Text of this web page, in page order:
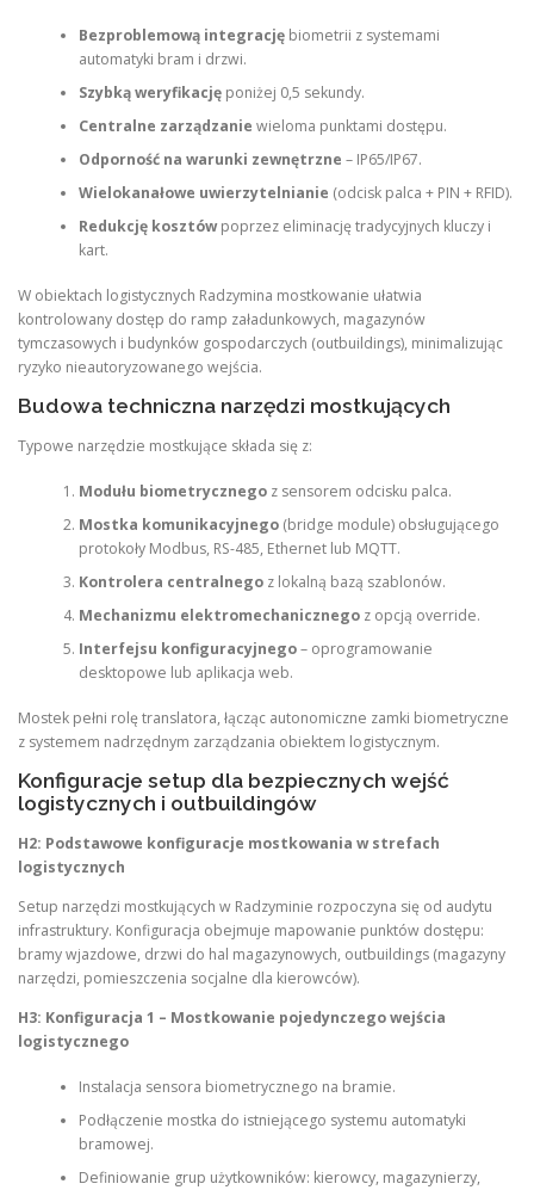
Bezproblemową integracjębiometrii z systemami
automatyki bram i drzwi.
Szybką weryfikacjęponiżej 0,5 sekundy.
Centralne zarządzanie wieloma punktami dostępu.
Odporność na warunki zewnętrzne – IP65/IP67.
Wielokanałowe uwierzytelnianie (odcisk palca + PIN + RFID).
Redukcję kosztówpoprzez eliminację tradycyjnych kluczy i
kart.
W obiektach logistycznych Radzymina mostkowanie ułatwia
kontrolowany dostęp do ramp załadunkowych, magazynów
tymczasowych i budynków gospodarczych (outbuildings), minimalizując
ryzyko nieautoryzowanego wejścia.
Budowa techniczna narzędzi mostkujących
Typowe narzędzie mostkujące składa się z:
Modułu biometrycznegoz sensorem odcisku palca.
Mostka komunikacyjnego(bridge module) obsługującego
protokoły Modbus, RS-485, Ethernet lub MQTT.
Kontrolera centralnegoz lokalną bazą szablonów.
Mechanizmu elektromechanicznegoz opcją override.
Interfejsu konfiguracyjnego– oprogramowanie
desktopowe lub aplikacja web.
Mostek pełni rolę translatora, łącząc autonomiczne zamki biometryczne
z systemem nadrzędnym zarządzania obiektem logistycznym.
Konfiguracje setup dla bezpiecznych wejść
logistycznych i outbuildingów
H2: Podstawowe konfiguracje mostkowania w strefach
logistycznych
Setup narzędzi mostkujących w Radzyminie rozpoczyna się od audytu
infrastruktury. Konfiguracja obejmuje mapowanie punktów dostępu:
bramy wjazdowe, drzwi do hal magazynowych, outbuildings (magazyny
narzędzi, pomieszczenia socjalne dla kierowców).
H3: Konfiguracja 1 – Mostkowanie pojedynczego wejścia
logistycznego
Instalacja sensora biometrycznego na bramie.
Podłączenie mostka do istniejącego systemu automatyki
bramowej.
Definiowanie grup użytkowników: kierowcy, magazynierzy,